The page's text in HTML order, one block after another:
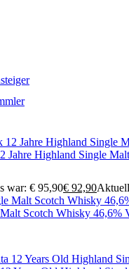
Jahre Highland Single
war: € 95,90€ 92,90
Scotch Whisky 46,6%